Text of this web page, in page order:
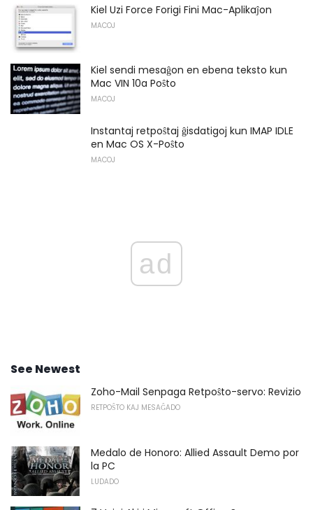
Kiel Uzi Force Forigi Fini Mac-Aplikaĵon
MACOJ
Kiel sendi mesaĝon en ebena teksto kun
Mac VIN 10a Poŝto
MACOJ
Instantaj retpoŝtaj ĝisdatigoj kun IMAP IDLE
en Mac OS X-Poŝto
MACOJ
ad
See Newest
Zoho-Mail Senpaga Retpoŝto-servo: Revizio
RETPOŜTO KAJ MESAĜADO
Medalo de Honoro: Allied Assault Demo por
la PC
LUDADO